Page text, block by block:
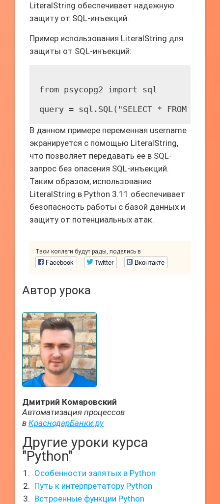
LiteralString обеспечивает надежную
защиту от SQL-инъекций.
Пример использования LiteralString для
защиты от SQL-инъекций:
from psycopg2 import sql
В данном примере переменная username
экранируется с помощью LiteralString,
что позволяет передавать ее в SQL-
запрос без опасения SQL-инъекций.
Таким образом, использование
LiteralString в Python 3.11 обеспечивает
безопасность работы с базой данных и
защиту от потенциальных атак.
Твои коллеги будут рады, поделись в
Facebook Twitter Вконтакте
Автор урока
Дмитрий Комаровский
Автоматизация процессов
в КраснодарБанки.ру
Другие уроки курса
"Python"
Особенности запятых в Python
Путь к интерпретатору Python
Встроенные функции Python